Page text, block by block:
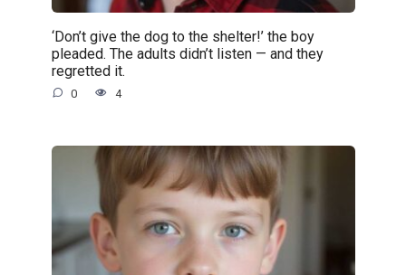
‘Don’t give the dog to the shelter!’ the boy
pleaded. The adults didn’t listen — and they
regretted it.
0 4